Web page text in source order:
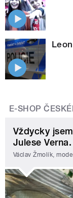
E-SHOP
Vždycky
Julese
Václav Žmolík,